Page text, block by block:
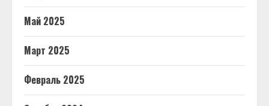
Май 2025
Март 2025
Февраль 2025